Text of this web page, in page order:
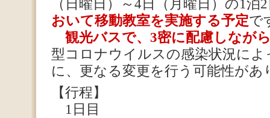
（日曜日）～4日（月曜日）の1泊
おいて移動教室を実施する予定で
観光バスで、3密に配慮しなが
型コロナウイルスの感染状況に
に、更なる変更を行う可能性があ
【行程】
1日目